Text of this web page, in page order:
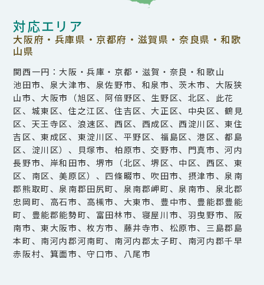
対応エリア
大阪府・兵庫県・京都府・滋賀県・奈良県・和歌
山県
関西一円：大阪・兵庫・京都・滋賀・奈良・和歌山
池田市、泉大津市、泉佐野市、和泉市、茨木市、大阪狭
山市、大阪市（旭区、阿倍野区、生野区、北区、此花
区、城東区、住之江区、住吉区、大正区、中央区、鶴見
区、天王寺区、浪速区、西区、西成区、西淀川区、東住
吉区、東成区、東淀川区、平野区、福島区、港区、都島
区、淀川区）、貝塚市、柏原市、交野市、門真市、河内
長野市、岸和田市、堺市（北区、堺区、中区、西区、東
区、南区、美原区）、四條畷市、吹田市、摂津市、泉南
郡熊取町、泉南郡田尻町、泉南郡岬町、泉南市、泉北郡
忠岡町、高石市、高槻市、大東市、豊中市、豊能郡豊能
町、豊能郡能勢町、富田林市、寝屋川市、羽曳野市、阪
南市、東大阪市、枚方市、藤井寺市、松原市、三島郡島
本町、南河内郡河南町、南河内郡太子町、南河内郡千早
赤阪村、箕面市、守口市、八尾市